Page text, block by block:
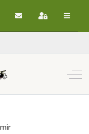
Suscribirse a las
Registrarse